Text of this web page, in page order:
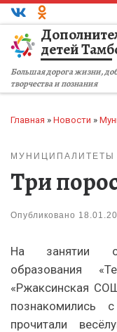
Перейти к
детей
Большая дорога жизни,
творчества и познания
Главная » Новости »
МУНИЦИПАЛИТЕТЫ
Три
Опубликовано
На занятии
образования
«Ржаксинская
познакомились
прочитали